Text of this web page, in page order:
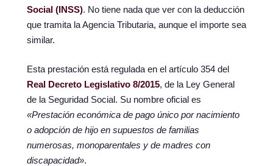
Social (INSS). No tiene nada que ver con la deducción
que tramita la Agencia Tributaria, aunque el importe sea
similar.
Esta prestación está regulada en el artículo 354 del
Real Decreto Legislativo 8/2015, de la Ley General
de la Seguridad Social. Su nombre oficial es
«Prestación económica de pago único por nacimiento
o adopción de hijo en supuestos de familias
numerosas, monoparentales y de madres con
discapacidad».